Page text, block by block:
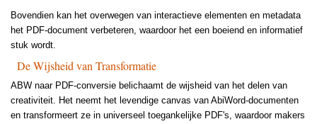
Bovendien kan het overwegen van interactieve elementen en metadata
het PDF-document verbeteren, waardoor het een boeiend en informatief
stuk wordt.
De Wijsheid van Transformatie
ABW naar PDF-conversie belichaamt de wijsheid van het delen van
creativiteit. Het neemt het levendige canvas van AbiWord-documenten
en transformeert ze in universeel toegankelijke PDF's, waardoor makers